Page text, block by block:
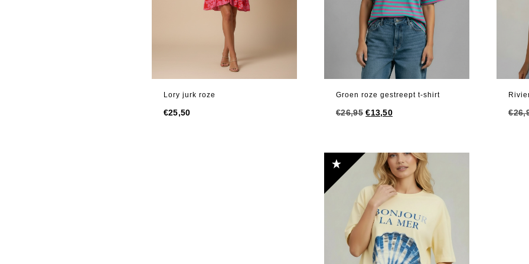
Lory jurk roze
€25,50
Groen roze gestreept t-shirt
€26,95 Oorspronkelijke
€26,95.
€13,50Huidige
€13,50.
€